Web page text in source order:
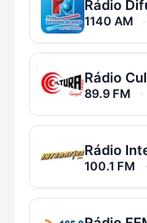
Rádio
1140 AM ·
Rádio
89.9 FM ·
Rádio
100.1 FM ·